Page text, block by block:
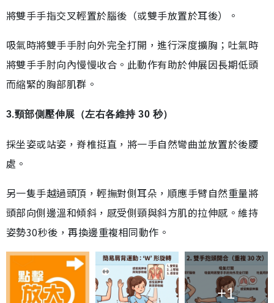
將雙手手指交叉輕置於腦後（或雙手放置於耳後）。
吸氣時將雙手手肘向外完全打開，進行深度擴胸；吐氣時
將雙手手肘向內慢慢收合。此動作有助於伸展因長期低頭
而縮緊的胸部肌群。
3.頸部側壓伸展（左右各維持 30 秒）
採坐姿或站姿，脊椎挺直，將一手自然彎曲並放置於後腰
處。
另一隻手越過頭頂，輕撫對側耳朵，順應手臂自然重量將
頭部向側邊溫和傾斜，感受側頸與斜方肌的拉伸感。維持
姿勢30秒後，再換邊重複相同動作。
+1